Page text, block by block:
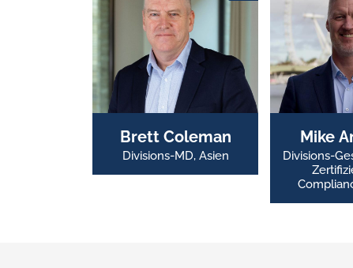
Brett Coleman
Divisions-MD, Asien
Mike
Divisions-